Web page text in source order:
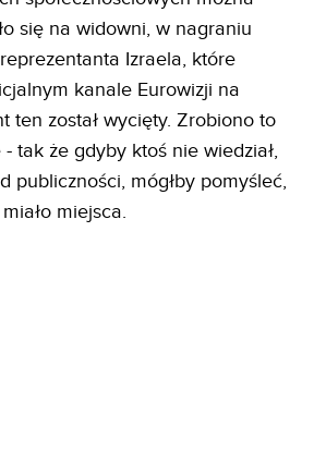
się na widowni, w nagraniu
Izraela, które
kanale Eurowizji na
ten został wycięty. Zrobiono to
tak że gdyby ktoś nie wiedział,
publiczności, mógłby pomyśleć,
miejsca.